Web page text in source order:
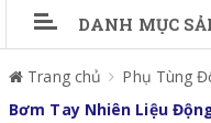
DANH MỤC
Trang chủ
Phụ Tùng
Bơm Tay Nhiên Liệu